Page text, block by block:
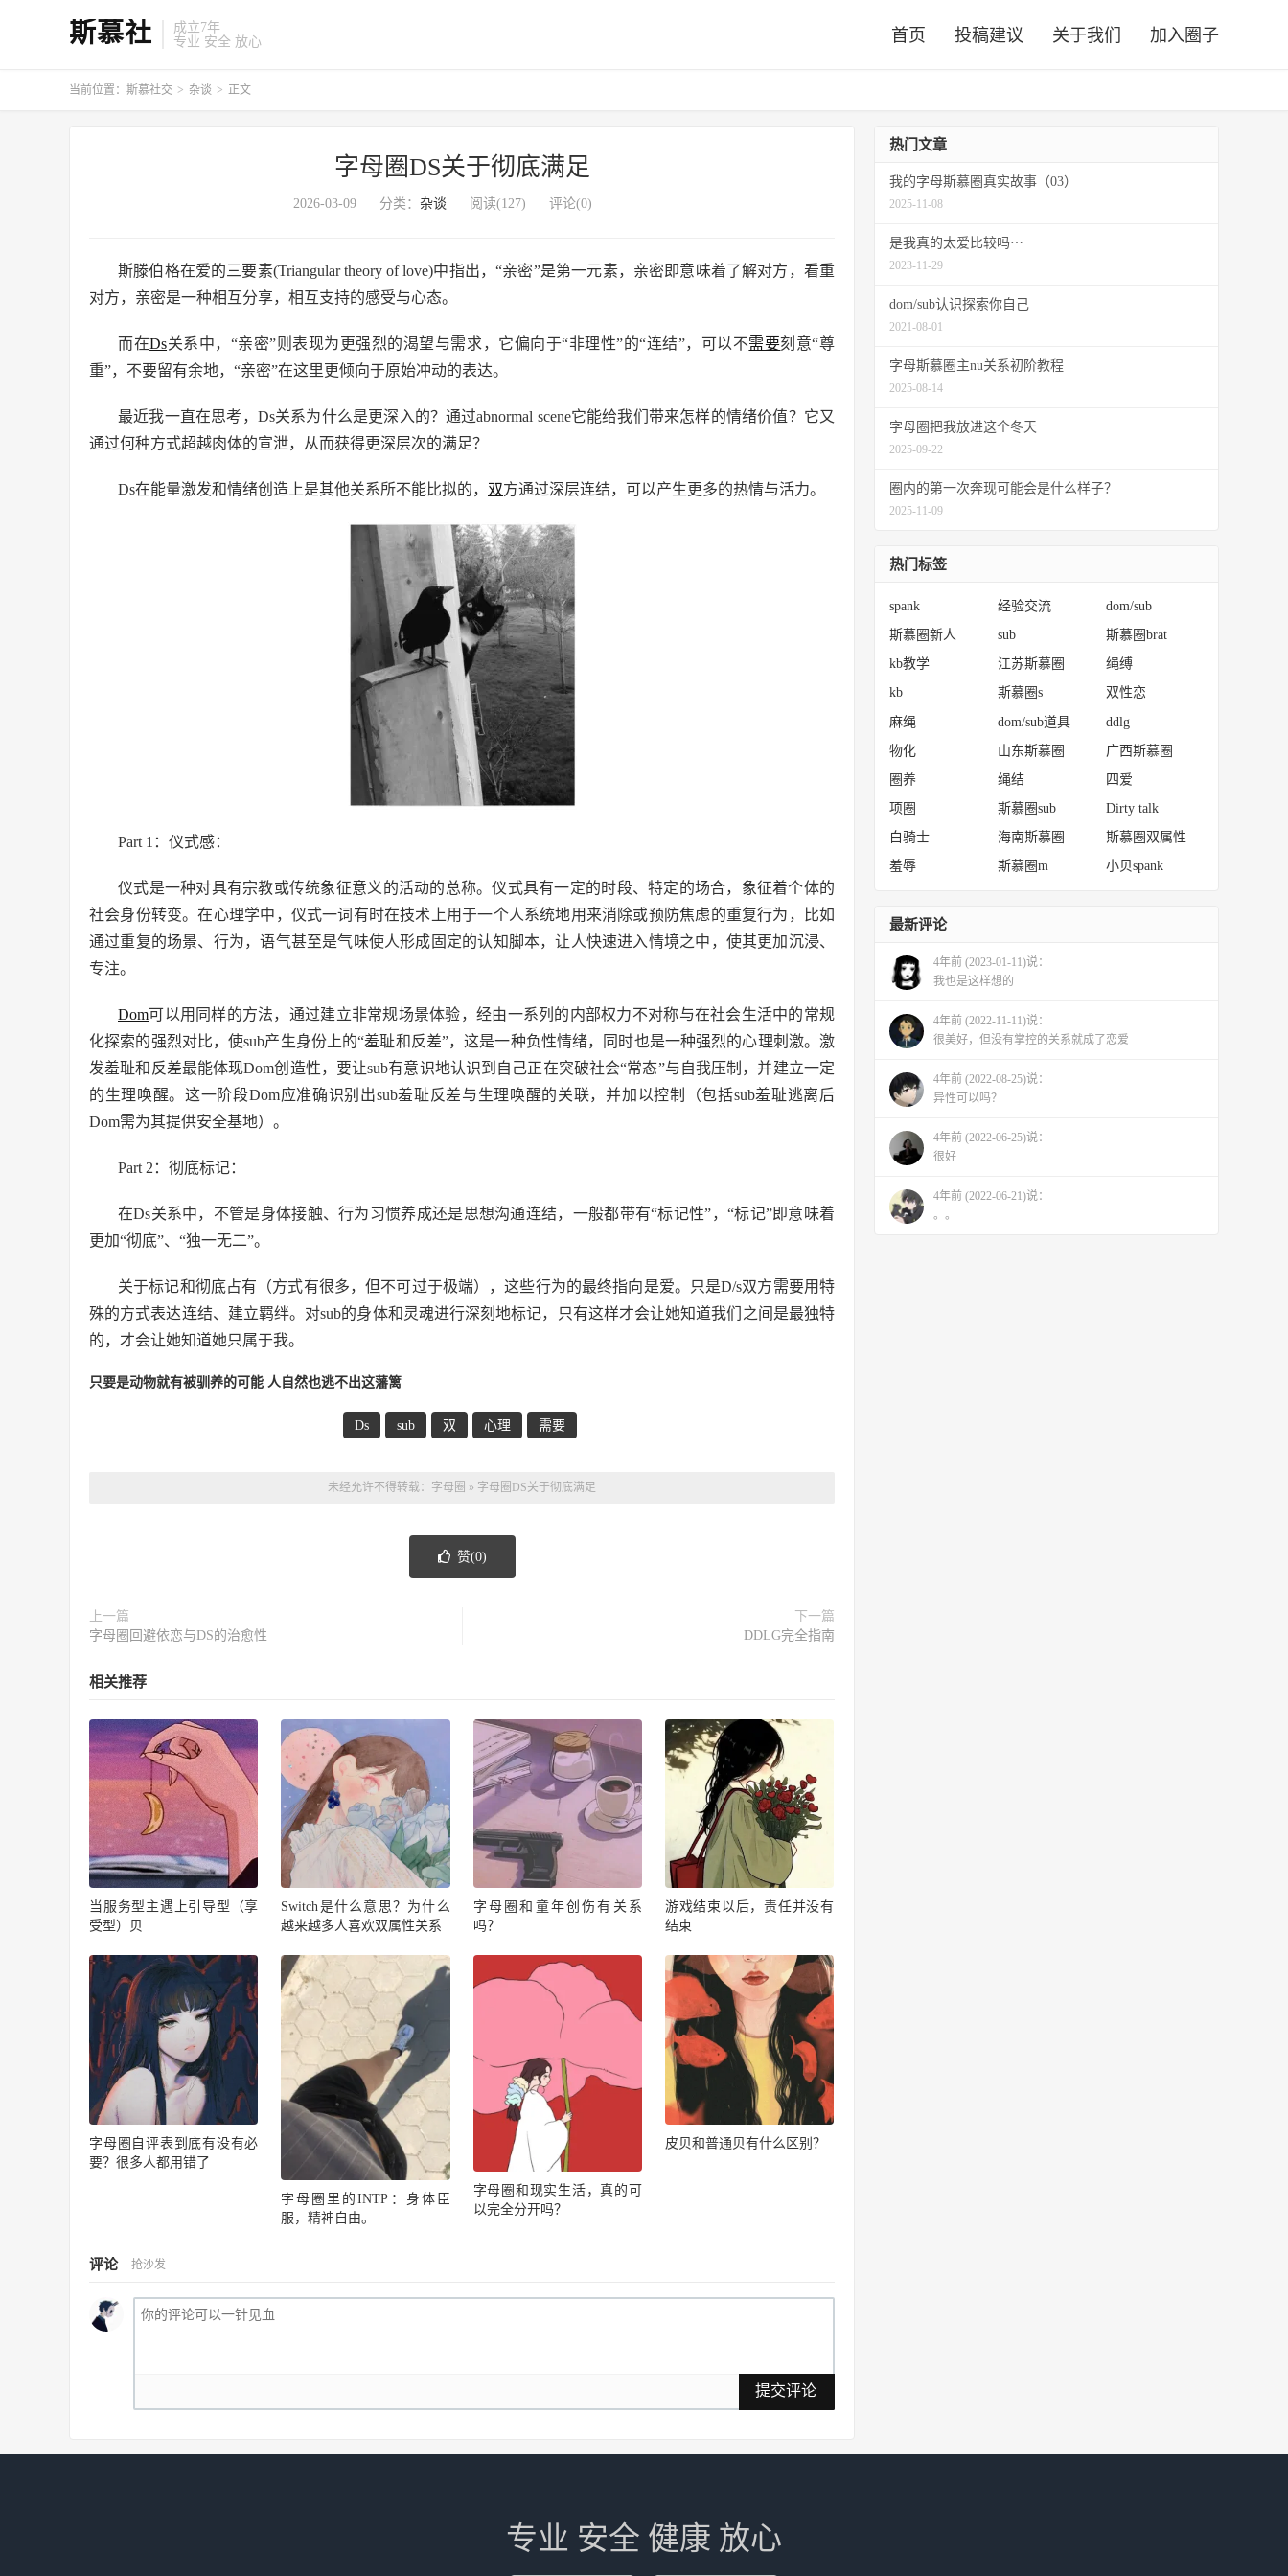
斯慕社
成立7年
专业 安全 放心
首页 投稿建议 关于我们 加入圈子
当前位置： 斯慕社交 > 杂谈 > 正文
字母圈DS关于彻底满足
2026-03-09 分类： 杂谈 阅读(127) 评论(0)
斯滕伯格在爱的三要素(Triangular theory of love)中指出，“亲密”是第一元素，亲密即意味着了解对方，看重
对方，亲密是一种相互分享，相互支持的感受与心态。
而在Ds关系中，“亲密”则表现为更强烈的渴望与需求，它偏向于“非理性”的“连结”，可以不需要刻意“尊
重”，不要留有余地，“亲密”在这里更倾向于原始冲动的表达。
最近我一直在思考，Ds关系为什么是更深入的？通过abnormal scene它能给我们带来怎样的情绪价值？它又
通过何种方式超越肉体的宣泄，从而获得更深层次的满足？
Ds在能量激发和情绪创造上是其他关系所不能比拟的， 双方通过深层连结，可以产生更多的热情与活力。
Part 1：仪式感：
仪式是一种对具有宗教或传统象征意义的活动的总称。仪式具有一定的时段、特定的场合，象征着个体的
社会身份转变。在心理学中，仪式一词有时在技术上用于一个人系统地用来消除或预防焦虑的重复行为，比如
通过重复的场景、行为，语气甚至是气味使人形成固定的认知脚本，让人快速进入情境之中，使其更加沉浸、
专注。
Dom可以用同样的方法，通过建立非常规场景体验，经由一系列的内部权力不对称与在社会生活中的常规
化探索的强烈对比，使sub产生身份上的“羞耻和反差”，这是一种负性情绪，同时也是一种强烈的心理刺激。激
发羞耻和反差最能体现Dom创造性，要让sub有意识地认识到自己正在突破社会“常态”与自我压制，并建立一定
的生理唤醒。这一阶段Dom应准确识别出sub羞耻反差与生理唤醒的关联，并加以控制（包括sub羞耻逃离后
Dom需为其提供安全基地）。
Part 2：彻底标记：
在Ds关系中，不管是身体接触、行为习惯养成还是思想沟通连结，一般都带有“标记性”，“标记”即意味着
更加“彻底”、“独一无二”。
关于标记和彻底占有（方式有很多，但不可过于极端），这些行为的最终指向是爱。只是D/s双方需要用特
殊的方式表达连结、建立羁绊。对sub的身体和灵魂进行深刻地标记，只有这样才会让她知道我们之间是最独特
的，才会让她知道她只属于我。
只要是动物就有被驯养的可能 人自然也逃不出这藩篱
Ds sub 双 心理 需要
未经允许不得转载： 字母圈 » 字母圈DS关于彻底满足
赞(0)
上一篇
字母圈回避依恋与DS的治愈性
下一篇
DDLG完全指南
相关推荐
当服务型主遇上引导型（享
受型）贝
Switch是什么意思？为什么
越来越多人喜欢双属性关系
字母圈和童年创伤有关系
吗？
游戏结束以后，责任并没有
结束
字母圈自评表到底有没有必
要？很多人都用错了
字母圈里的INTP：身体臣
服，精神自由。
字母圈和现实生活，真的可
以完全分开吗？
皮贝和普通贝有什么区别？
评论 抢沙发
提交评论
热门文章
我的字母斯慕圈真实故事（03）
2025-11-08
是我真的太爱比较吗⋯
2023-11-29
dom/sub认识探索你自己
2021-08-01
字母斯慕圈主nu关系初阶教程
2025-08-14
字母圈把我放进这个冬天
2025-09-22
圈内的第一次奔现可能会是什么样子？
2025-11-09
热门标签
spank 经验交流 dom/sub
斯慕圈新人 sub 斯慕圈brat
kb教学 江苏斯慕圈 绳缚
kb 斯慕圈s 双性恋
麻绳 dom/sub道具 ddlg
物化 山东斯慕圈 广西斯慕圈
圈养 绳结 四爱
项圈 斯慕圈sub Dirty talk
白骑士 海南斯慕圈 斯慕圈双属性
羞辱 斯慕圈m 小贝spank
最新评论
4年前 (2023-01-11)说：
我也是这样想的
4年前 (2022-11-11)说：
很美好，但没有掌控的关系就成了恋爱
4年前 (2022-08-25)说：
异性可以吗？
4年前 (2022-06-25)说：
很好
4年前 (2022-06-21)说：
。。
专业 安全 健康 放心